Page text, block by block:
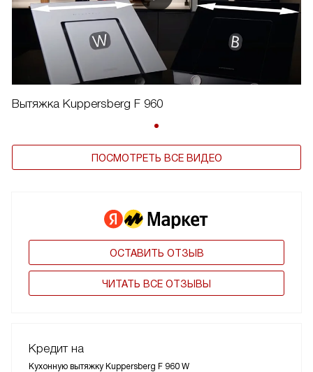
Вытяжка Kuppersberg F 960
ПОСМОТРЕТЬ ВСЕ ВИДЕО
ОСТАВИТЬ ОТЗЫВ
ЧИТАТЬ ВСЕ ОТЗЫВЫ
Кредит на
Кухонную вытяжку Kuppersberg F 960 W